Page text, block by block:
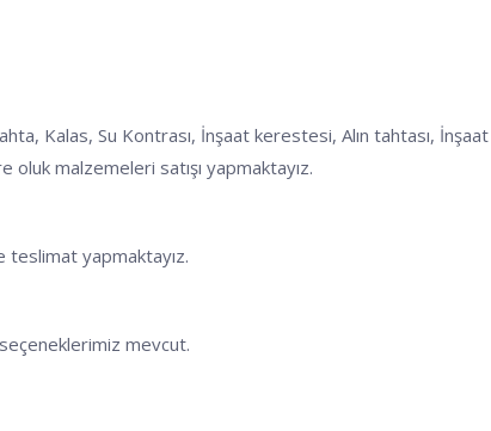
Kalas, Su Kontrası, İnşaat kerestesi, Alın tahtası,
malzemeleri satışı yapmaktayız.
teslimat yapmaktayız.
mevcut.